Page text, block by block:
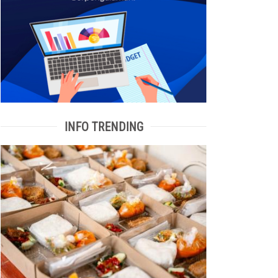
INFO TRENDING